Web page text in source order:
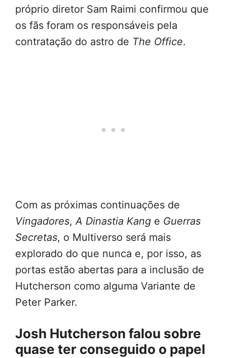
próprio diretor Sam Raimi confirmou que
os fãs foram os responsáveis pela
contratação do astro de The Office.
Com as próximas continuações de
Vingadores,A Dinastia Kang e Guerras
Secretas, o Multiverso será mais
explorado do que nunca e, por isso, as
portas estão abertas para a inclusão de
Hutcherson como alguma Variante de
Peter Parker.
Josh Hutcherson falou sobre
quase ter conseguido o papel